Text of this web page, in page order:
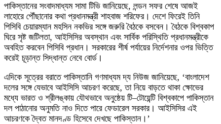
পাকিস্তানের সংবাদমাধ্যম সামা টিভি জানিয়েছে, লন্ডন সফর শেষে আজই
লাহোরে পৌঁছানোর কথা প্রধানমন্ত্রী শাহবাজ শরিফের। দেশে ফিরেই তিনি
পিসিবি চেয়ারম্যান মহসিন নকভির সঙ্গে জরুরি বৈঠকে বসবেন। বৈঠকে বিশ্বকাপ
ঘিরে সৃষ্ট জটিলতা, আইসিসির অবস্থান এবং সার্বিক পরিস্থিতি প্রধানমন্ত্রীকে
অবহিত করবেন পিসিবি প্রধান। সরকারের শীর্ষ পর্যায়ের নির্দেশনার ওপর ভিত্তি
করেই চূড়ান্ত সিদ্ধান্ত নেবে বোর্ড।
এদিকে সূত্রের বরাতে পাকিস্তানি গণমাধ্যম দ্য নিউজ জানিয়েছে, ‘বাংলাদেশ
দলের সঙ্গে যেভাবে আইসিসি আচরণ করেছে, তা নিয়ে বাড়তে থাকা ক্ষোভের
মধ্যে ভারত ও শ্রীলঙ্কায় যৌথভাবে অনুষ্ঠেয় টি–টোয়েন্টি বিশ্বকাপে পাকিস্তান
দল পাঠানোর অনুমতি নাও দিতে পারে ফেডারেল সরকার। আইসিসির এই
আচরণকে দ্বৈত মানদণ্ড হিসেবে দেখছে পাকিস্তান।’